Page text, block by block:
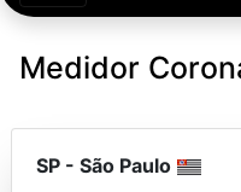
Medidor
SP - São Paulo